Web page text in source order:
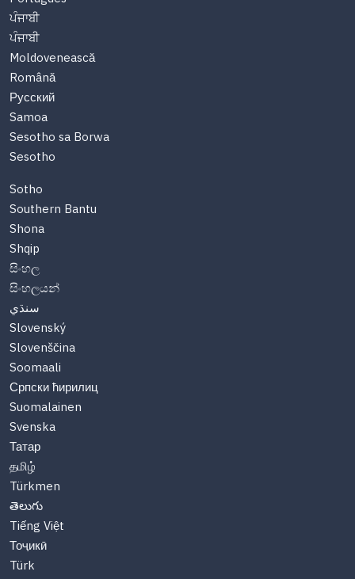
ਪੰਜਾਬੀ
ਪੰਜਾਬੀ
Moldovenească
Română
Русский
Samoa
Sesotho sa Borwa
Sesotho
Sotho
Southern Bantu
Shona
Shqip
සිංහල
සිංහලයන්
سنڌي
Slovenský
Slovenščina
Soomaali
Српски ћирилиц
Suomalainen
Svenska
Татар
தமிழ்
Türkmen
తెలుగు
Tiếng Việt
Тоҷикӣ
Türk